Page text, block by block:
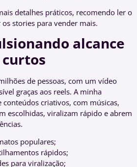
detalhes práticos, recomendo ler o
stories para vender mais.
alcance
de pessoas, com um vídeo
graças aos reels. A minha
criativos, com músicas,
escolhidas, viralizam rápido e abrem
populares;
rápidos;
para viralização;